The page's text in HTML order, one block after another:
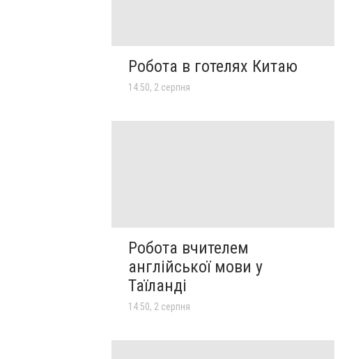
Робота в готелях Китаю
14:50, 2 серпня
Робота вчителем
англійської мови у
Таїланді
14:50, 2 серпня